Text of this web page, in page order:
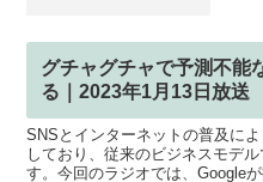
グチャグチャで予測不能
る｜2023年1月13日放送
SNSとインターネットの普及に
しており、従来のビジネスモデ
す。今回のラジオでは、Google